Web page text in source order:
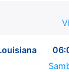
0:00 -
Cayman
08:00 - 17:00